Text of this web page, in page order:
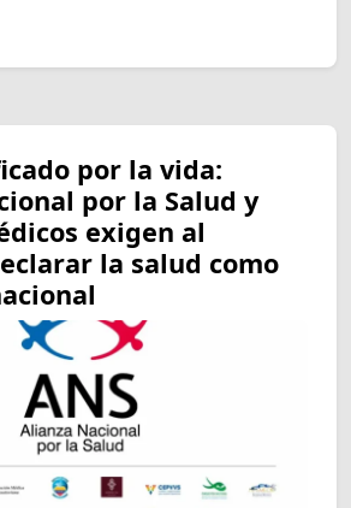
por la vida:
por la Salud y
exigen al
la salud como